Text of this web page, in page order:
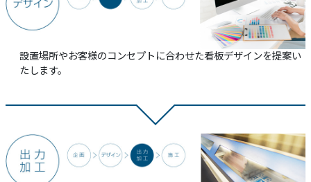
設置場所やお客様のコンセプトに合わせた看板デザインを提案い
たします。